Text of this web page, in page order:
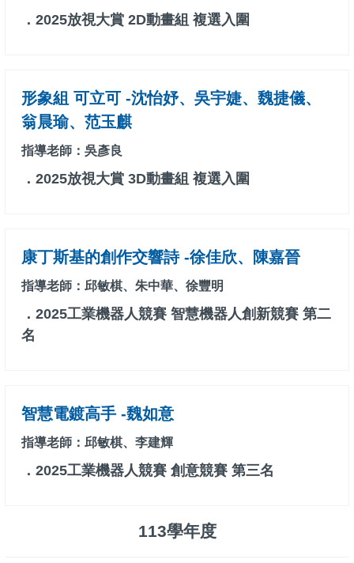
．2025放視大賞 2D動畫組 複選入圍
形象組 可立可 -沈怡妤、吳宇婕、魏捷儀、
翁晨瑜、范玉麒
指導老師：吳彥良
．2025放視大賞 3D動畫組 複選入圍
康丁斯基的創作交響詩 -徐佳欣、陳嘉晉
指導老師：邱敏棋、朱中華、徐豐明
．2025工業機器人競賽 智慧機器人創新競賽 第二
名
智慧電鍍高手 -魏如意
指導老師：邱敏棋、李建輝
．2025工業機器人競賽 創意競賽 第三名
113學年度